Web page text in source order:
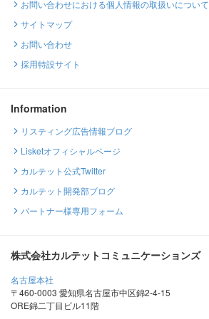
お問い合わせにおける個人情報の取扱いについて
サイトマップ
お問い合わせ
採用特設サイト
Information
リスティング広告情報ブログ
Lisketオフィシャルページ
カルテット公式Twitter
カルテット開発部ブログ
パートナー様専用フォーム
株式会社カルテットコミュニケーションズ
名古屋本社
〒460-0003 愛知県名古屋市中区錦2-4-15
ORE錦二丁目ビル11階